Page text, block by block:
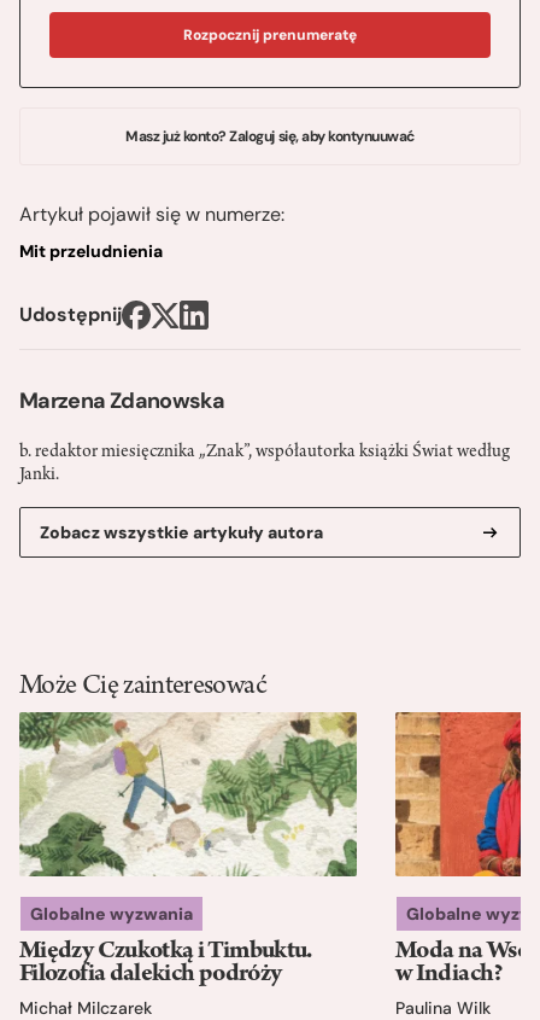
Marzena Zdanowska
b. redaktor miesięcznika „Znak”, współautorka książki Świat według
Janki.
Zobacz wszystkie artykuły autora
Rozpocznij prenumeratę
Masz już konto? Zaloguj się, aby kontynuuwać
Artykuł pojawił się w numerze:
Mit przeludnienia
Udostępnij
Może Cię zainteresować
Globalne wyzwania
Między Czukotką i Timbuktu.
Filozofia dalekich podróży
Michał Milczarek
Globalne
Moda na
w Indiach?
Paulina Wilk